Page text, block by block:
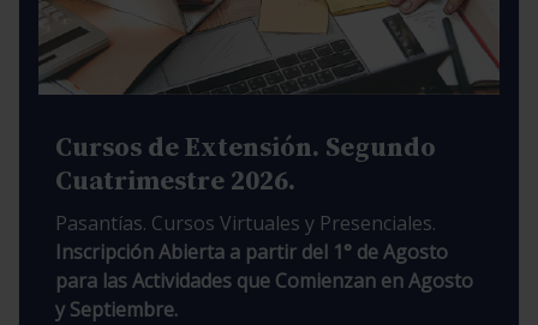
Cursos de Extensión. Segundo
Cuatrimestre 2026.
Pasantías. Cursos Virtuales y Presenciales.
Inscripción Abierta a partir del 1° de Agosto
para las Actividades que Comienzan en Agosto
y Septiembre.